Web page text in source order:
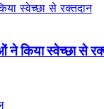
ने किया स्वेच्छा से